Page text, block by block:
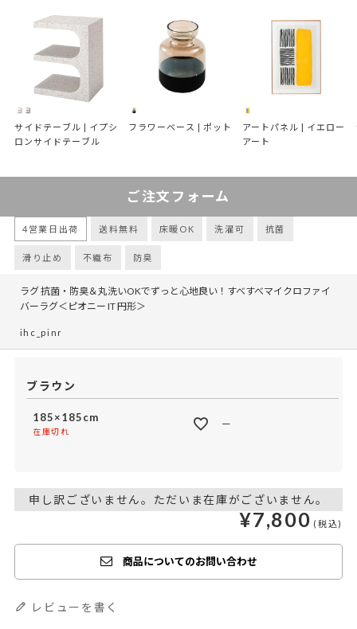
サイドテーブル | イプシ
ロンサイドテーブル
フラワーベース | ポット
アートパネル | イエロー
アート
ご注文フォーム
4営業日出荷 送料無料 床暖OK 洗濯可 抗菌
滑り止め 不織布 防臭
ラグ 抗菌・防臭＆丸洗いOKでずっと心地良い！すべすべマイクロファイ
バーラグ＜ピオニー IT 円形＞
ihc_pinr
ブラウン
185×185cm
在庫切れ
—
申し訳ございません。ただいま在庫がございません。
¥7,800
商品についてのお問い合わせ
レビューを書く